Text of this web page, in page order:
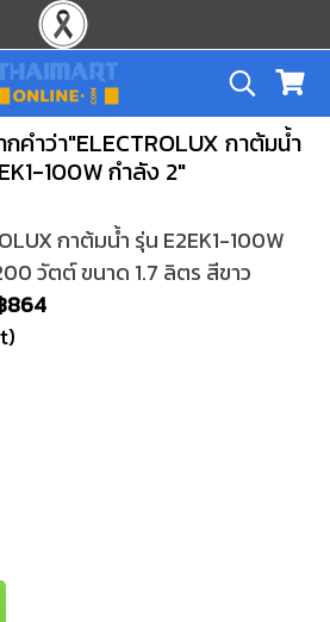
คำว่า"ELECTROLUX กาต้มน้ำ
100W กำลัง 2"
กาต้มน้ำ รุ่น E2EK1-100W
วัตต์ ขนาด 1.7 ลิตร สีขาว
864